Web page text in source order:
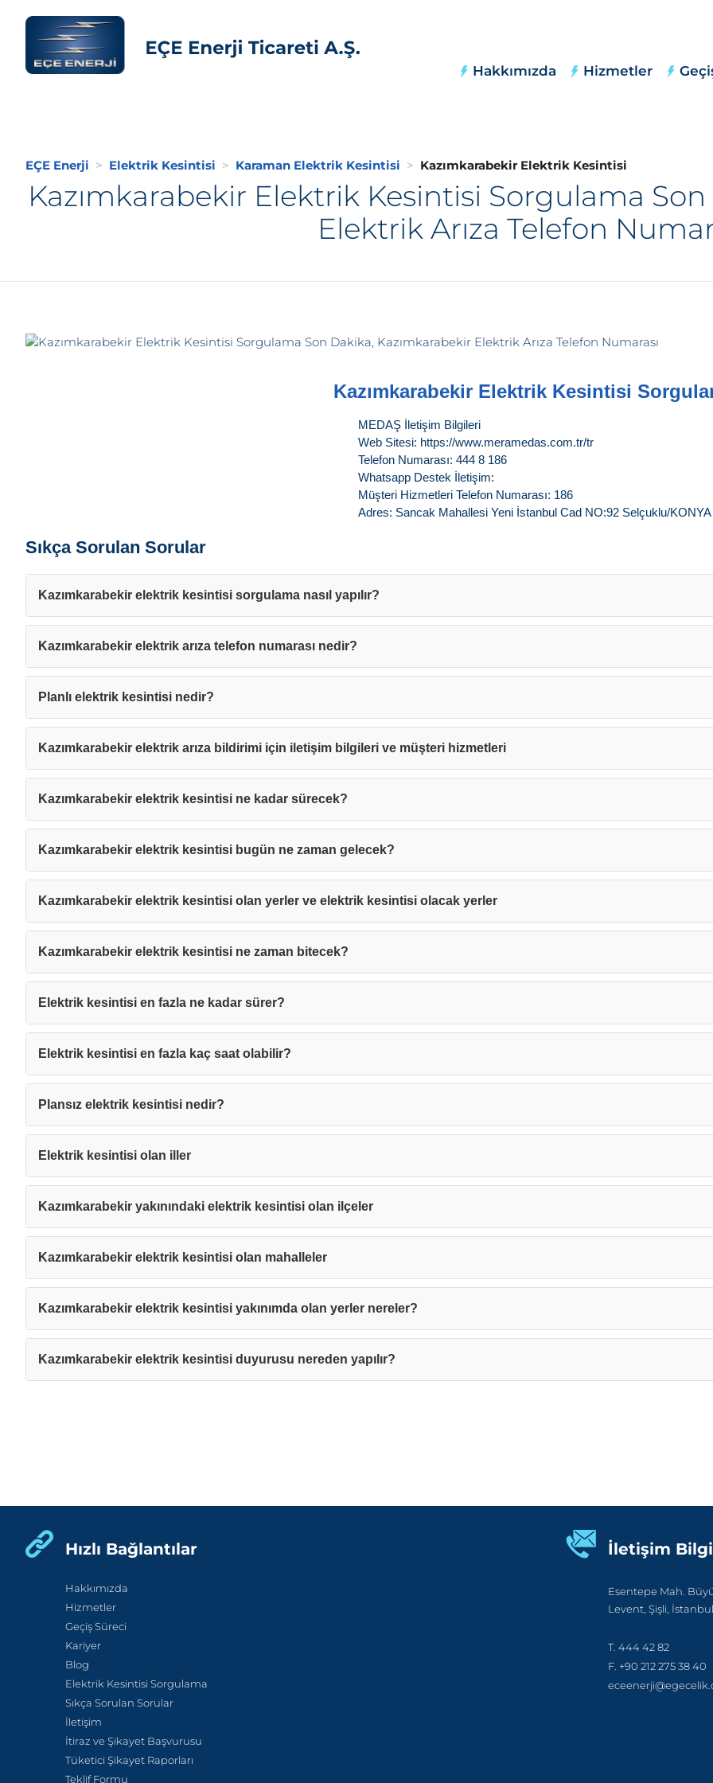
Hakkımızda Hizmetler
EÇE Enerji Elektrik Kesintisi Karaman Elektrik Kesintisi Kazımkarabekir Elektrik Kesintisi
Kazımkarabekir Elektrik Kesintisi Sorgulama
Elektrik Arıza Telefon
Kazımkarabekir Elektrik Kesintisi
MEDAŞ İletişim Bilgileri
Web Sitesi: https://www.meramedas.com.tr/tr
Telefon Numarası: 444 8 186
Whatsapp Destek İletişim:
Müşteri Hizmetleri Telefon Numarası: 186
Adres: Sancak Mahallesi Yeni İstanbul Cad NO:92 Selçuklu/KONYA
Sıkça Sorulan Sorular
Kazımkarabekir elektrik kesintisi sorgulama nasıl yapılır?
Kazımkarabekir elektrik arıza telefon numarası nedir?
Planlı elektrik kesintisi nedir?
Kazımkarabekir elektrik arıza bildirimi için iletişim bilgileri ve müşteri hizmetleri
Kazımkarabekir elektrik kesintisi ne kadar sürecek?
Kazımkarabekir elektrik kesintisi bugün ne zaman gelecek?
Kazımkarabekir elektrik kesintisi olan yerler ve elektrik kesintisi olacak yerler
Kazımkarabekir elektrik kesintisi ne zaman bitecek?
Elektrik kesintisi en fazla ne kadar sürer?
Elektrik kesintisi en fazla kaç saat olabilir?
Plansız elektrik kesintisi nedir?
Elektrik kesintisi olan iller
Kazımkarabekir yakınındaki elektrik kesintisi olan ilçeler
Kazımkarabekir elektrik kesintisi olan mahalleler
Kazımkarabekir elektrik kesintisi yakınımda olan yerler nereler?
Kazımkarabekir elektrik kesintisi duyurusu nereden yapılır?
Hızlı Bağlantılar
Hakkımızda
Hizmetler
Geçiş Süreci
Kariyer
Blog
Elektrik Kesintisi Sorgulama
Sıkça Sorulan Sorular
İletişim
İtiraz ve Şikayet Başvurusu
Tüketici Şikayet Raporları
Teklif Formu
İletişim
Esentepe Mah.
Levent, Şişli, İstanbul
T. 444 42 82
F. +90 212 275 38 40